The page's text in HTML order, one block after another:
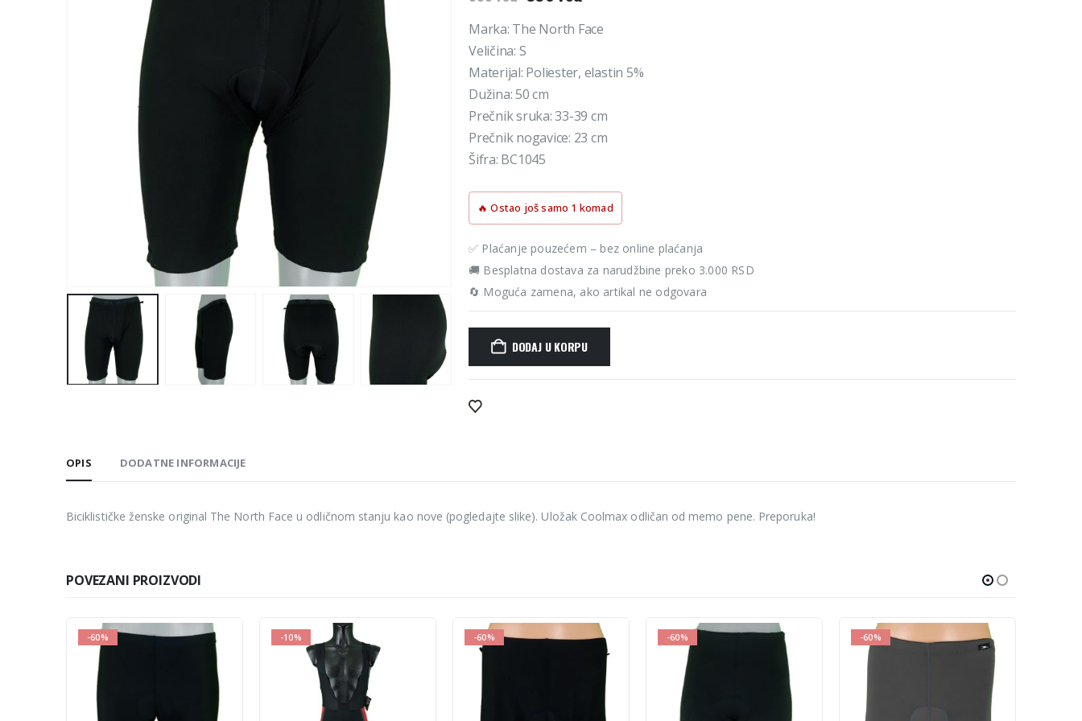
cena
je
bila:
990 rsd.
cena
je:
Marka: The North Face
Veličina: S
Materijal: Poliester, elastin 5%
Dužina: 50 cm
Prečnik sruka: 33-39 cm
Prečnik nogavice: 23 cm
Šifra: BC1045
🔥 Ostao još samo 1 komad
✅ Plaćanje pouzećem – bez online plaćanja
🚚 Besplatna dostava za narudžbine preko 3.000 RSD
🔄 Moguća zamena, ako artikal ne odgovara
DODAJ U KORPU
Alternative:
OPIS DODATNE INFORMACIJE
Biciklističke ženske original The North Face u odličnom stanju kao nove (pogledajte slike). Uložak Coolmax odličan od memo pene. Preporuka!
POVEZANI PROIZVODI
-10% -60% -60% -60% -60%